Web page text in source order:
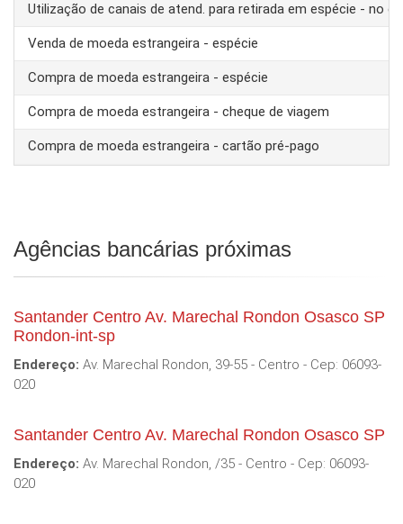
Utilização de canais de atend. para retirada em espécie - no
Venda de moeda estrangeira - espécie
Compra de moeda estrangeira - espécie
Compra de moeda estrangeira - cheque de viagem
Compra de moeda estrangeira - cartão pré-pago
Agências bancárias próximas
Santander Centro Av. Marechal Rondon Osasco SP
Rondon-int-sp
Endereço: Av. Marechal Rondon, 39-55 - Centro - Cep: 06093-
020
Santander Centro Av. Marechal Rondon Osasco SP
Endereço: Av. Marechal Rondon, /35 - Centro - Cep: 06093-
020